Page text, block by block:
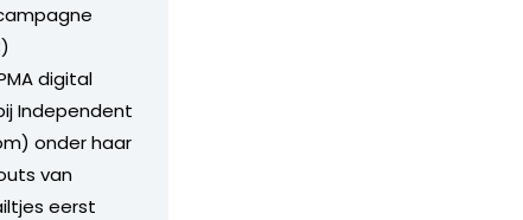
digital
Independent
onder haar
van
eerst